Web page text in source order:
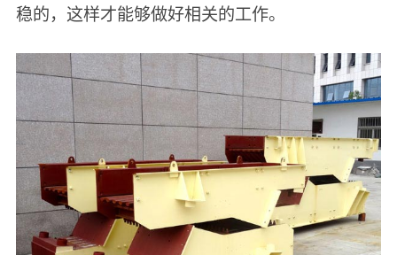
稳的，这样才能够做好相关的工作。